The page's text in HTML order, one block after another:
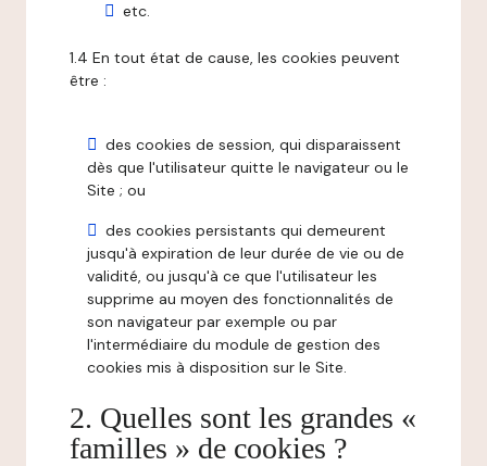
etc.
1.4 En tout état de cause, les cookies peuvent
être :
des cookies de session, qui disparaissent
dès que l'utilisateur quitte le navigateur ou le
Site ; ou
des cookies persistants qui demeurent
jusqu'à expiration de leur durée de vie ou de
validité, ou jusqu'à ce que l'utilisateur les
supprime au moyen des fonctionnalités de
son navigateur par exemple ou par
l'intermédiaire du module de gestion des
cookies mis à disposition sur le Site.
2. Quelles sont les grandes «
familles » de cookies ?